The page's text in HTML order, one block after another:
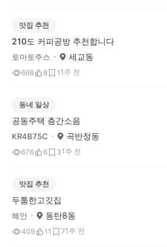
맛집 추천
210도 커피공방 추천합니다
토마토주스 세교동
668 8 1 1주 전
동네 일상
공동주택 층간소음
KR4B75C 곡반정동
676 6 31주 전
맛집 추천
두툼한고깃집
혜안 동탄8동
409 11 71주 전